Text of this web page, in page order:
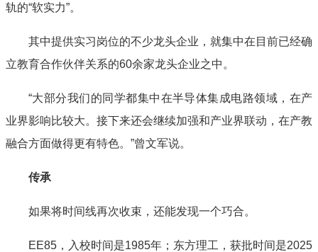
轨的“软实力”。
其中提供实习岗位的不少龙头企业，就集中在目前已经确
立教育合作伙伴关系的60余家龙头企业之中。
“大部分我们的同学都集中在半导体集成电路领域，在产
业界影响比较大。接下来还会继续加强和产业界联动，在产教
融合方面做得更有特色。”曾文军说。
传承
如果将时间线再次收束，还能发现一个巧合。
EE85，入校时间是1985年；东方理工，获批时间是2025